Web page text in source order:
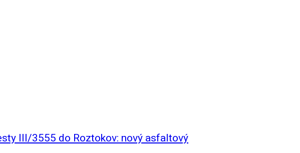
III/3555 do Roztokov: nový asfaltový